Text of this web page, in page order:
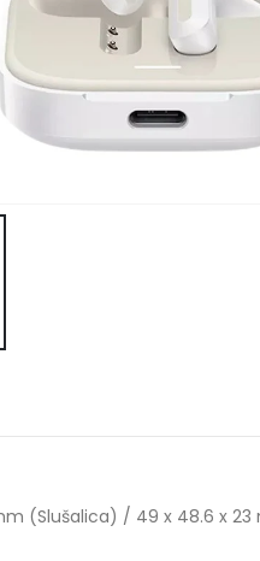
(Slušalica) / 49 x 48.6 x